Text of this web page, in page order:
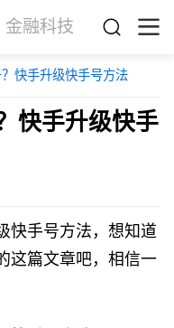
金融科技
快手升级快手号方法
快手升级快手
快手号方法，想知道
这篇文章吧，相信一